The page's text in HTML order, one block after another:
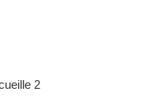
2